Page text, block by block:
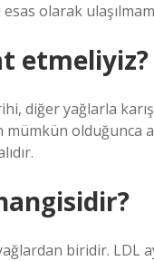
olarak
etmeliyiz?
diğer yağlarla
olduğunca
biridir. LDL